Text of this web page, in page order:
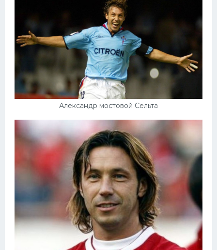
Александр мостовой Сельта